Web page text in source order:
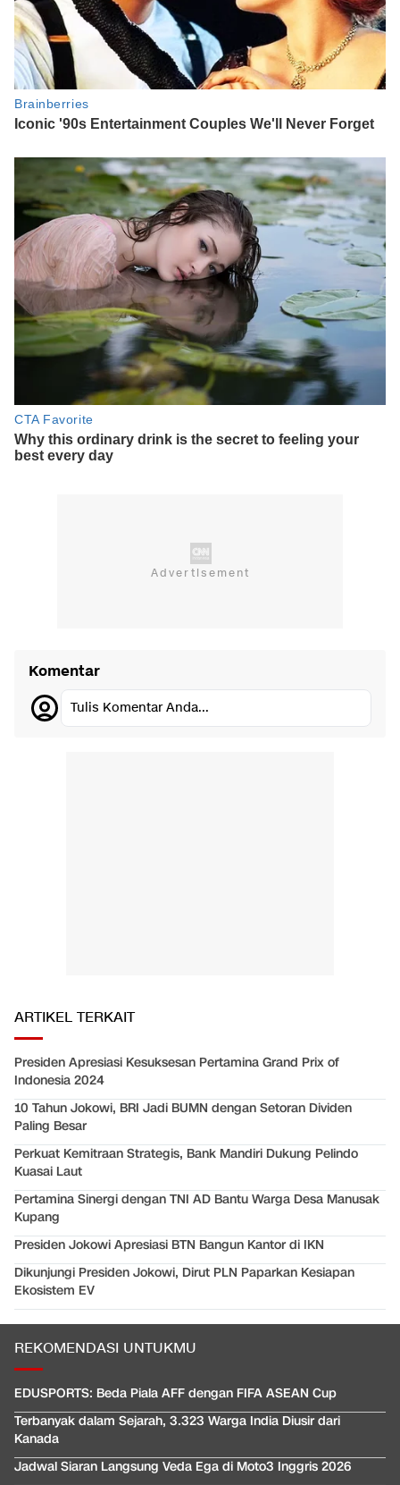
Komentar
Tulis Komentar Anda...
ARTIKEL TERKAIT
Presiden Apresiasi Kesuksesan Pertamina Grand Prix of
Indonesia 2024
10 Tahun Jokowi, BRI Jadi BUMN dengan Setoran Dividen
Paling Besar
Perkuat Kemitraan Strategis, Bank Mandiri Dukung Pelindo
Kuasai Laut
Pertamina Sinergi dengan TNI AD Bantu Warga Desa Manusak
Kupang
Presiden Jokowi Apresiasi BTN Bangun Kantor di IKN
Dikunjungi Presiden Jokowi, Dirut PLN Paparkan Kesiapan
Ekosistem EV
REKOMENDASI UNTUKMU
EDUSPORTS: Beda Piala AFF dengan FIFA ASEAN Cup
Terbanyak dalam Sejarah, 3.323 Warga India Diusir dari
Kanada
Jadwal Siaran Langsung Veda Ega di Moto3 Inggris 2026